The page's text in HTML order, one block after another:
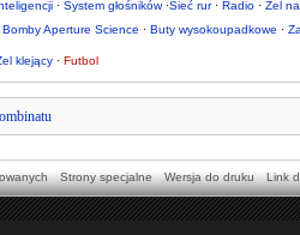
· System głośników·Sieć rur· Radio · Żel
Bomby Aperture Science · Buty wysokoupadkowe ·
klejący · Futbol
Strony specjalne Wersja do druku Link